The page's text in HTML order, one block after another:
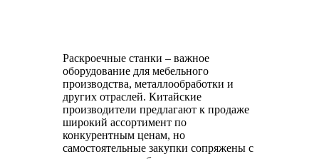
Раскроечные станки – важное
оборудование для мебельного
производства, металлообработки и
других отраслей. Китайские
производители предлагают к продаже
широкий ассортимент по
конкурентным ценам, но
самостоятельные закупки сопряжены с